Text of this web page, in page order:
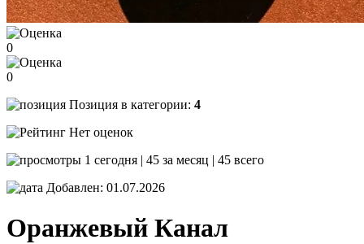
0
0
Позиция в категории: 4
Нет оценок
1 сегодня | 45 за месяц | 45 всего
Добавлен: 01.07.2026
Оранжевый Канал